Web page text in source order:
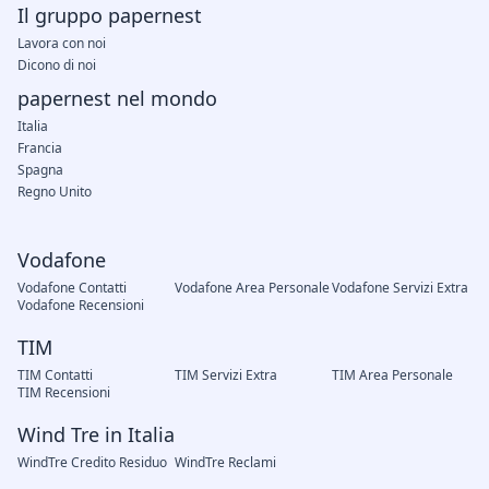
Vodafone
Vodafone Contatti Vodafone Area PersonaleVodafone Servizi Extra
Vodafone Recensioni
TIM
TIM Contatti TIM Servizi Extra
TIM Area Personale
TIM Recensioni
Wind Tre in Italia
WindTre Credito Residuo WindTre Reclami
Il gruppo papernest
Lavora con noi
Dicono di noi
papernest nel mondo
Italia
Francia
Spagna
Regno Unito